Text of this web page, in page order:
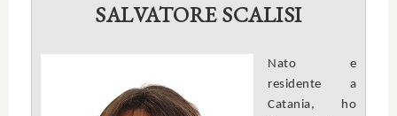
SALVATORE SCALISI
Nato e
residente a
Catania, ho